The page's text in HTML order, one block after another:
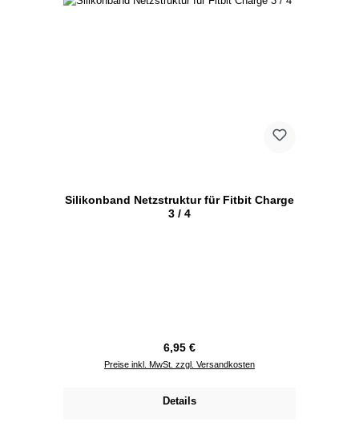
Silikonband Netzstruktur für Fitbit Charge
3 / 4
Regulärer Preis:
6,95 €
Preise inkl. MwSt. zzgl. Versandkosten
Details